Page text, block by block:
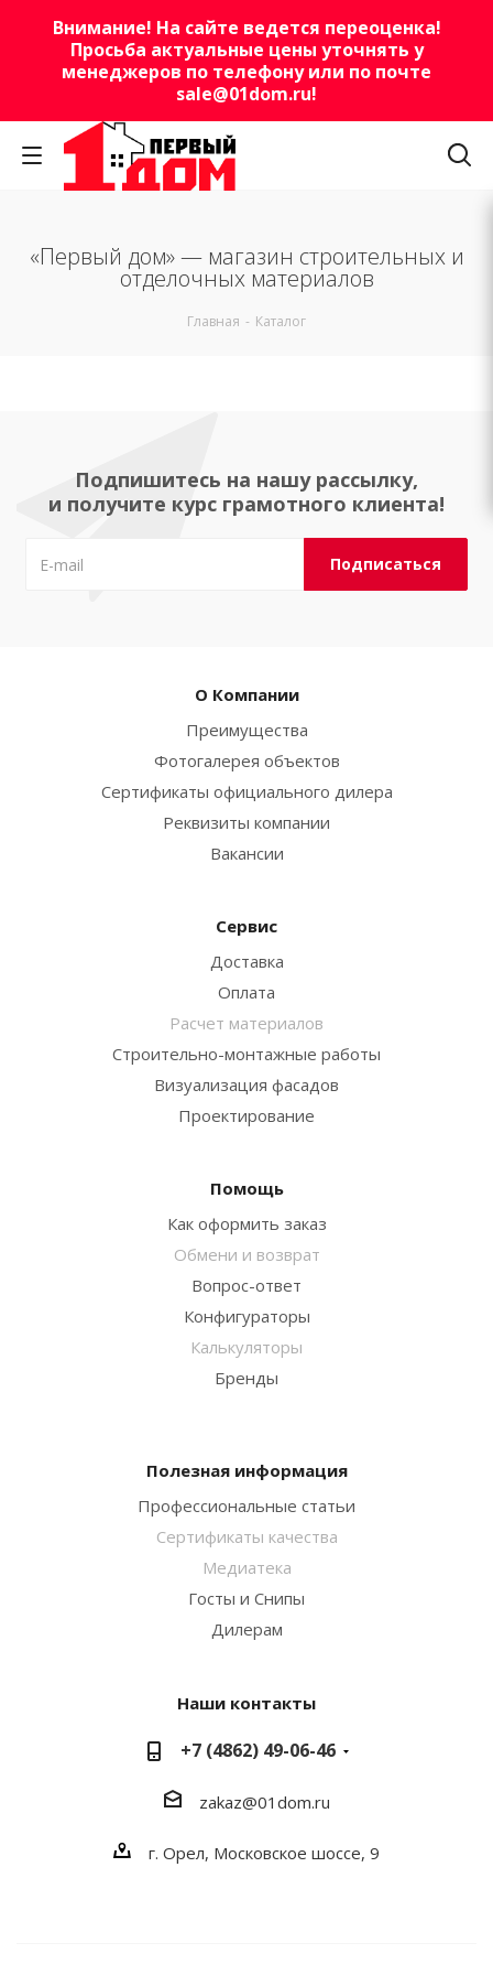
Внимание! На сайте ведется переоценка!
Просьба актуальные цены уточнять у
менеджеров по телефону или по почте
sale@01dom.ru!
«Первый дом» — магазин строительных и
отделочных материалов
Главная - Каталог
Подпишитесь на нашу рассылку,
и получите курс грамотного клиента!
О Компании
Преимущества
Фотогалерея объектов
Сертификаты официального дилера
Реквизиты компании
Вакансии
Сервис
Доставка
Оплата
Расчет материалов
Строительно-монтажные работы
Визуализация фасадов
Проектирование
Помощь
Как оформить заказ
Обмени и возврат
Вопрос-ответ
Конфигураторы
Калькуляторы
Бренды
Полезная информация
Профессиональные статьи
Сертификаты качества
Медиатека
Госты и Снипы
Дилерам
Наши контакты
+7 (4862) 49-06-46
zakaz@01dom.ru
г. Орел, Московское шоссе, 9